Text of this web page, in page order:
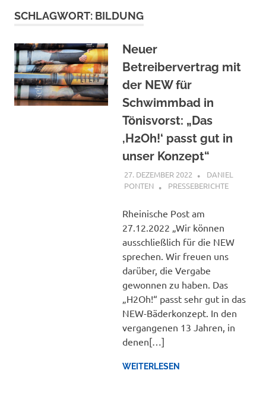
SCHLAGWORT: BILDUNG
Neuer
Betreibervertrag mit
der NEW für
Schwimmbad in
Tönisvorst: „Das
,H2Oh!‘ passt gut in
unser Konzept“
27. DEZEMBER 2022
DANIEL
PONTEN
PRESSEBERICHTE
Rheinische Post am
27.12.2022 „Wir können
ausschließlich für die NEW
sprechen. Wir freuen uns
darüber, die Vergabe
gewonnen zu haben. Das
„H2Oh!“ passt sehr gut in das
NEW-Bäderkonzept. In den
vergangenen 13 Jahren, in
denen[…]
WEITERLESEN